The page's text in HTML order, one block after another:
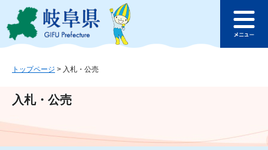
ジ
ュ
文
このページの本文へ
ュ
トップページ > 入札・公売
入札・公売